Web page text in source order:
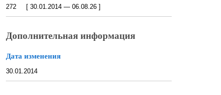
272 [ 30.01.2014 — 06.08.26 ]
Дополнительная информация
Дата изменения
30.01.2014